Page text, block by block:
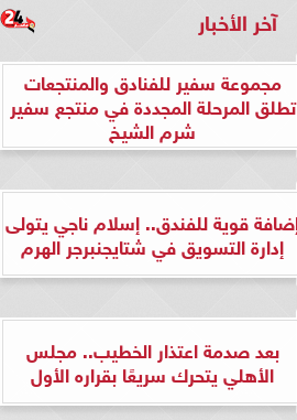
آخر الأخبار
مجموعة سفير للفنادق والمنتجعات
تطلق المرحلة المجددة في منتجع سفير
شرم الشيخ
قوية للفندق.. إسلام ناجي يتولى
إدارة التسويق في شتايجنبرجر الهرم
بعد صدمة اعتذار الخطيب.. مجلس
الأهلي يتحرك سريعًا بقراره الأول